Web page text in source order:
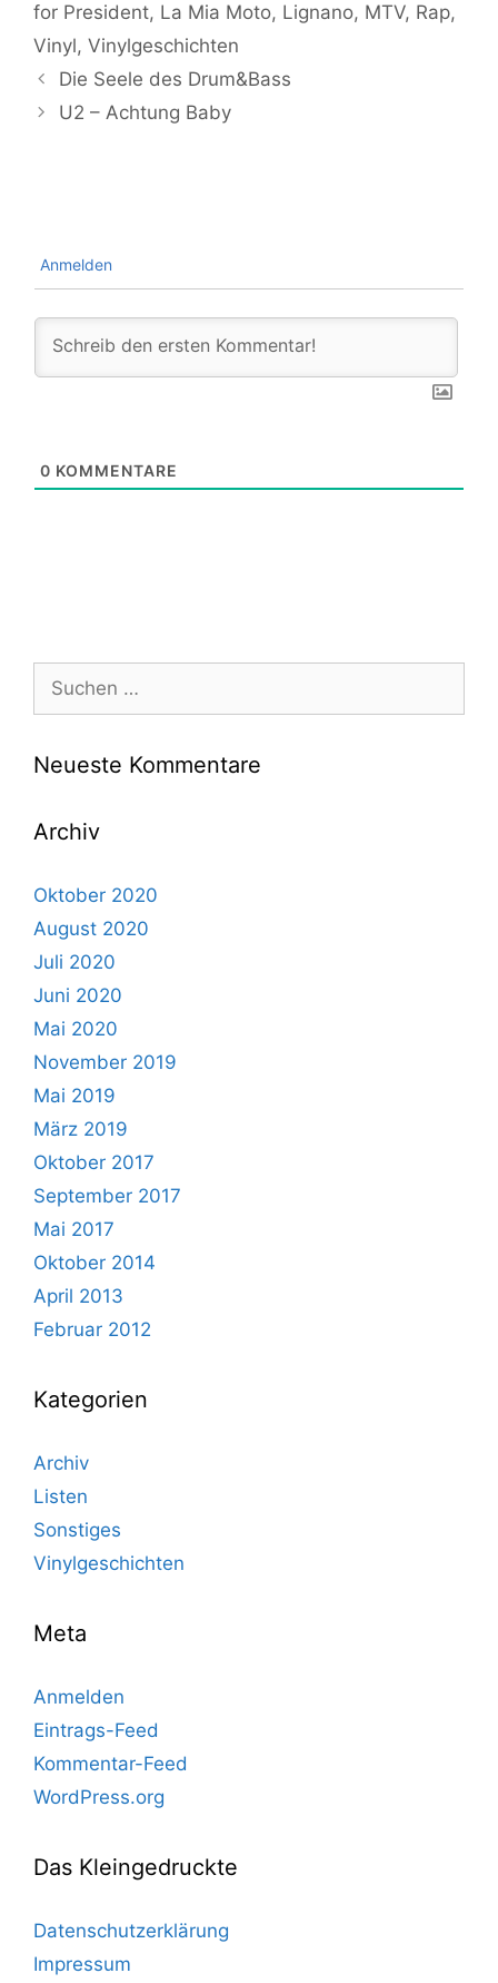
for President, La Mia Moto, Lignano, MTV, Rap,
Vinyl, Vinylgeschichten
Die Seele des Drum&Bass
U2 – Achtung Baby
Anmelden
0 KOMMENTARE
Suchen
nach:
Neueste Kommentare
Archiv
Oktober 2020
August 2020
Juli 2020
Juni 2020
Mai 2020
November 2019
Mai 2019
März 2019
Oktober 2017
September 2017
Mai 2017
Oktober 2014
April 2013
Februar 2012
Kategorien
Archiv
Listen
Sonstiges
Vinylgeschichten
Meta
Anmelden
Eintrags-Feed
Kommentar-Feed
WordPress.org
Das Kleingedruckte
Datenschutzerklärung
Impressum